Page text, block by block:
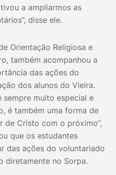
a ampliarmos as
disse ele.
Orientação Religiosa e
também acompanhou a
das ações do
dos alunos do Vieira.
sempre muito especial e
é também uma forma de
de Cristo com o próximo”,
que os estudantes
das ações do voluntariado
diretamente no Sorpa.